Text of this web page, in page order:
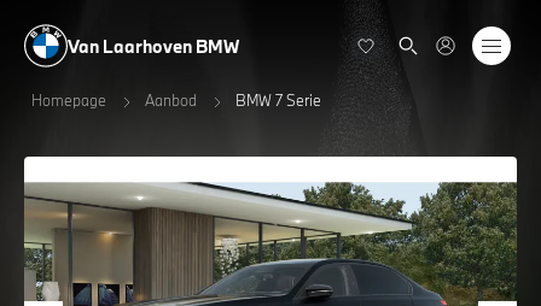
Van Laarhoven BMW
Homepage Aanbod BMW 7 Serie